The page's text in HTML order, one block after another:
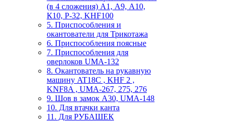
(в 4 сложения) А1, А9, А10,
К10, Р-32, KHF100
5. Приспособления и
окантователи для Трикотажа
6. Приспособления поясные
7. Приспособления для
оверлоков UMA-132
8. Окантователь на рукавную
машину AT18C , KHF 2 ,
KNF8A , UMA-267, 275, 276
9. Шов в замок А30, UMA-148
10. Для втачки канта
11. Для РУБАШЕК